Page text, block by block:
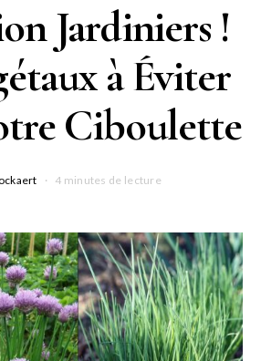
Jardiniers !
à Éviter
Ciboulette
4 minutes de lecture